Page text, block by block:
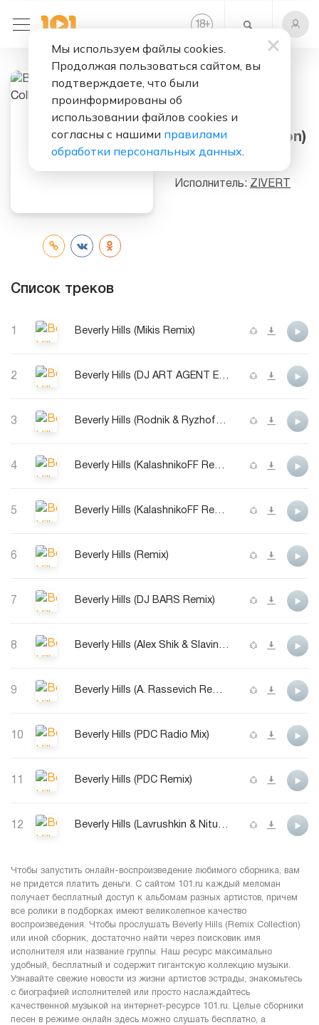
18+
Слушать бесплатно
Beverly Hills
(Remix Collection)
(Compilation)
Исполнитель: ZIVERT
Список треков
1 Beverly Hills (Mikis Remix)
2 Beverly Hills (DJ ART AGENT EXTENDED MIX)
3 Beverly Hills (Rodnik & Ryzhoff Radio Edit)
4 Beverly Hills (KalashnikoFF Remix)
5 Beverly Hills (KalashnikoFF Remix Dance Edit)
6 Beverly Hills (Remix)
7 Beverly Hills (DJ BARS Remix)
8 Beverly Hills (Alex Shik & Slaving Remix)
9 Beverly Hills (A. Rassevich Remix)
10 Beverly Hills (PDC Radio Mix)
11 Beverly Hills (PDC Remix)
12 Beverly Hills (Lavrushkin & NitugaL Remix)
Чтобы запустить онлайн-воспроизведение любимого сборника, вам
не придется платить деньги. С сайтом 101.ru каждый меломан
получает бесплатный доступ к альбомам разных артистов, причем
все ролики в подборках имеют великолепное качество
воспроизведения. Чтобы прослушать Beverly Hills (Remix Collection)
или иной сборник, достаточно найти через поисковик имя
исполнителя или название группы. Наш ресурс максимально
удобный, бесплатный и содержит гигантскую коллекцию музыки.
Узнавайте свежие новости из жизни артистов эстрады, знакомьтесь
с биографией исполнителей или просто наслаждайтесь
качественной музыкой на интернет-ресурсе 101.ru. Целые сборники
песен в режиме онлайн здесь можно слушать бесплатно, а
Мы используем файлы cookies.
Продолжая пользоваться сайтом, вы
подтверждаете, что были
проинформированы об
использовании файлов cookies и
согласны с нашими правилами
обработки персональных данных.